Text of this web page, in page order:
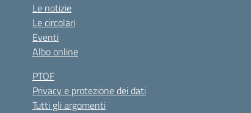
Le notizie
Le circolari
Eventi
Albo online
PTOF
Privacy e protezione dei dati
Tutti gli argomenti